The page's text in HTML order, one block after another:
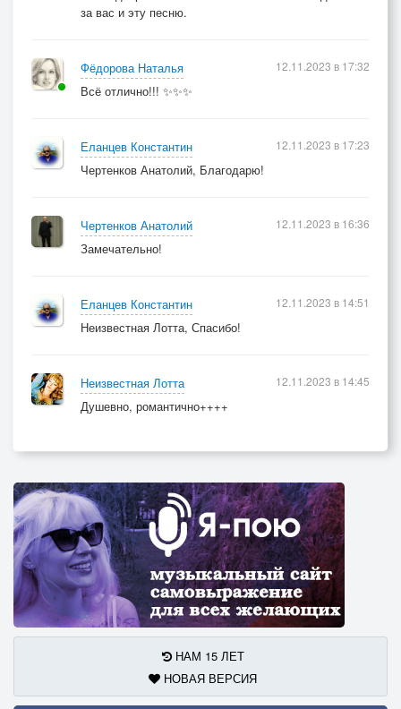
за вас и эту песню.
Фёдорова Наталья
Всё отлично!!! ✨✨✨
12.11.2023 в 17:32
Еланцев Константин
Чертенков Анатолий, Благодарю!
12.11.2023 в 17:23
Чертенков Анатолий
Замечательно!
12.11.2023 в 16:36
Еланцев Константин
Неизвестная Лотта, Спасибо!
12.11.2023 в 14:51
Неизвестная Лотта
Душевно, романтично++++
12.11.2023 в 14:45
НАМ 15 ЛЕТ
НОВАЯ ВЕРСИЯ